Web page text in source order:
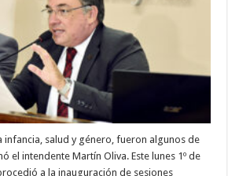
infancia, salud y género, fueron algunos de
el intendente Martín Oliva. Este lunes 1º de
a la inauguración de sesiones